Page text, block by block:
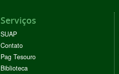
Serviços
SUAP
Contato
Pag Tesouro
Biblioteca